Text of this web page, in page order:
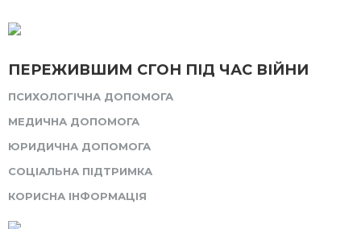
ПЕРЕЖИВШИМ СГОН ПІД ЧАС ВІЙНИ
ПСИХОЛОГІЧНА ДОПОМОГА
МЕДИЧНА ДОПОМОГА
ЮРИДИЧНА ДОПОМОГА
СОЦІАЛЬНА ПІДТРИМКА
КОРИСНА ІНФОРМАЦІЯ